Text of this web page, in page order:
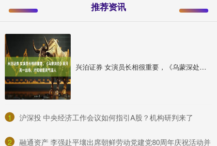
推荐资讯
兴泊证券 女演员长相很重要，《乌蒙深处》衮月亮一出场，才知啥是灵气逼人
1 ​沪深投 中央经济工作会议如何指引A股？机构研判来了
2
​融通资产 李强赴平壤出席朝鲜劳动党建党80周年庆祝活动并